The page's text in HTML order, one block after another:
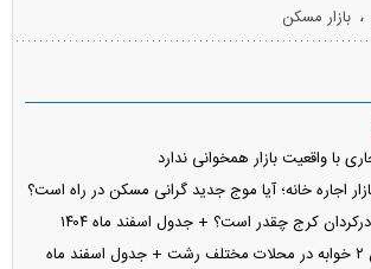
خطا
، بازار مسکن
با واقعیت بازار همخوانی ندارد
اجاره خانه؛ آیا موج جدید گرانی مسکن در راه است؟
کرج چقدر است؟ + جدول اسفند ماه ۱۴۰۴
قیمت یک آپارتمان ۲ خوابه در محلات مختلف رشت + جدول اسفند ماه